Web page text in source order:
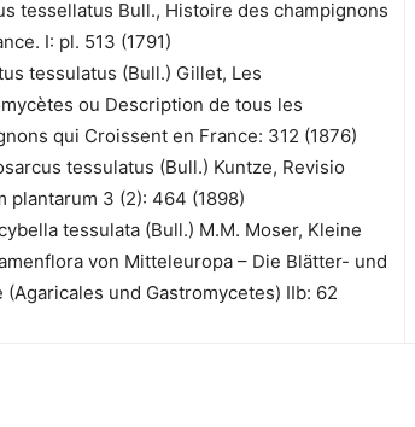
tessellatus Bull., Histoire des champignons
I: pl. 513 (1791)
tessulatus (Bull.) Gillet, Les
ou Description de tous les
qui Croissent en France: 312 (1876)
tessulatus (Bull.) Kuntze, Revisio
plantarum 3 (2): 464 (1898)
tessulata (Bull.) M.M. Moser, Kleine
von Mitteleuropa – Die Blätter- und
(Agaricales und Gastromycetes) IIb: 62